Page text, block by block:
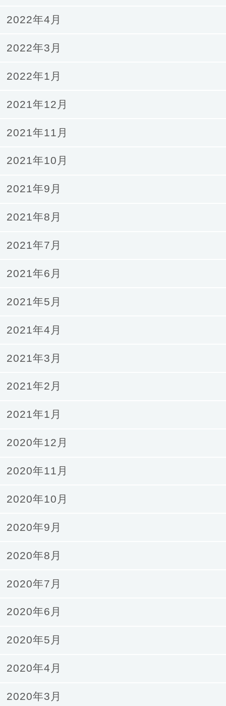
2022年4月
2022年3月
2022年1月
2021年12月
2021年11月
2021年10月
2021年9月
2021年8月
2021年7月
2021年6月
2021年5月
2021年4月
2021年3月
2021年2月
2021年1月
2020年12月
2020年11月
2020年10月
2020年9月
2020年8月
2020年7月
2020年6月
2020年5月
2020年4月
2020年3月